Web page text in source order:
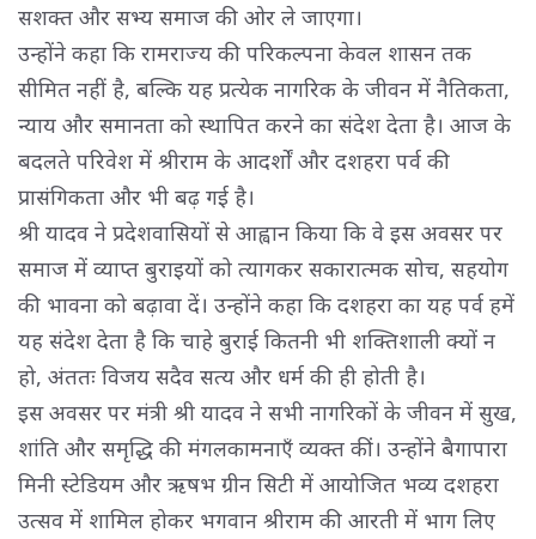
सशक्त और सभ्य समाज की ओर ले जाएगा।
उन्होंने कहा कि रामराज्य की परिकल्पना केवल शासन तक
सीमित नहीं है, बल्कि यह प्रत्येक नागरिक के जीवन में नैतिकता,
न्याय और समानता को स्थापित करने का संदेश देता है। आज के
बदलते परिवेश में श्रीराम के आदर्शों और दशहरा पर्व की
प्रासंगिकता और भी बढ़ गई है।
श्री यादव ने प्रदेशवासियों से आह्वान किया कि वे इस अवसर पर
समाज में व्याप्त बुराइयों को त्यागकर सकारात्मक सोच, सहयोग
की भावना को बढ़ावा दें। उन्होंने कहा कि दशहरा का यह पर्व हमें
यह संदेश देता है कि चाहे बुराई कितनी भी शक्तिशाली क्यों न
हो, अंततः विजय सदैव सत्य और धर्म की ही होती है।
इस अवसर पर मंत्री श्री यादव ने सभी नागरिकों के जीवन में सुख,
शांति और समृद्धि की मंगलकामनाएँ व्यक्त कीं। उन्होंने बैगापारा
मिनी स्टेडियम और ऋषभ ग्रीन सिटी में आयोजित भव्य दशहरा
उत्सव में शामिल होकर भगवान श्रीराम की आरती में भाग लिए